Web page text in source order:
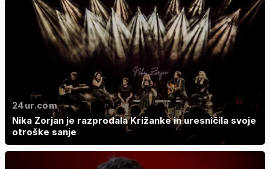
24ur.com
Nika Zorjan je razprodala Križanke in uresničila svoje
otroške sanje